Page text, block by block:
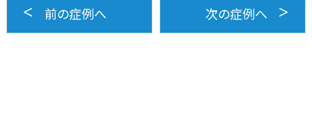
前の症例へ 次の症例へ